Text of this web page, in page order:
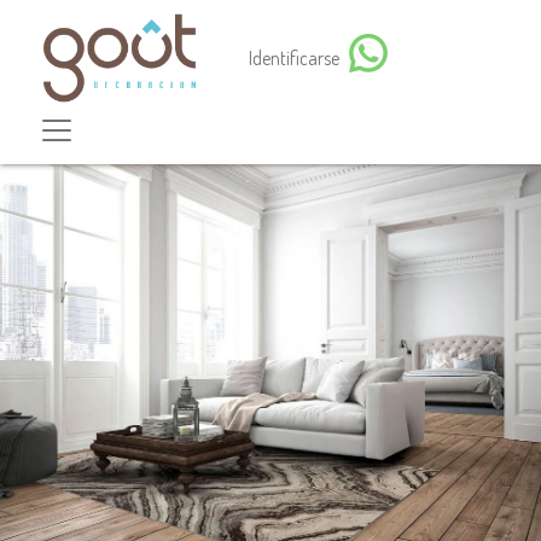
Identificarse